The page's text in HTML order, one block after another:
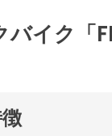
イク「